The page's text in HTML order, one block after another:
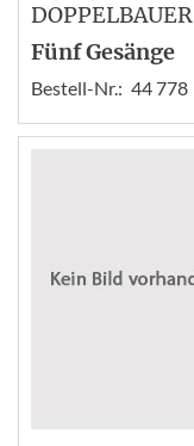
DOPPELBAUER
Fünf Gesänge
Bestell-Nr.: 44 778